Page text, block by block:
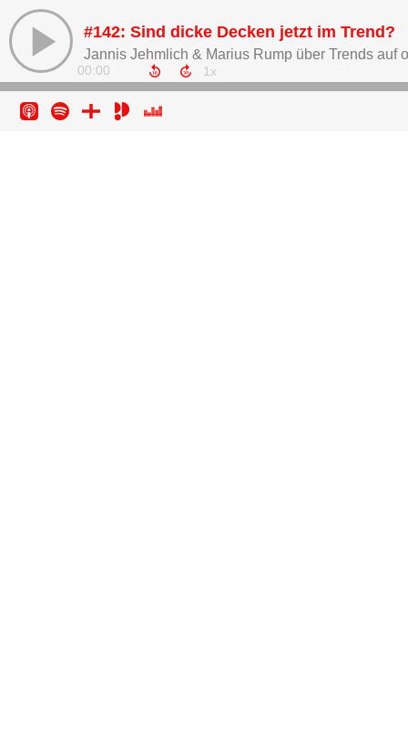
#142: Sind dicke Decken jetzt im Trend?
Jannis Jehmlich & Marius Rump über Trends auf
00:00